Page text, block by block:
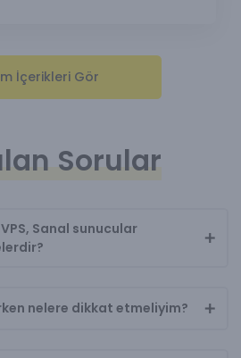
İçerikleri Gör
Sorular
Sanal sunucular
nelere dikkat etmeliyim?